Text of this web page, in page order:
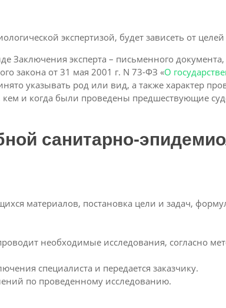
экспертизой, будет зависеть от
Заключения эксперта – письменного документа,
закона от 31 мая 2001 г. N 73-ФЗ «О
указывать род или вид, а также характер
и когда были проведены предшествующие
санитарно-
материалов, постановка цели и задач,
необходимые исследования, согласно
специалиста и передается заказчику.
по проведенному исследованию.